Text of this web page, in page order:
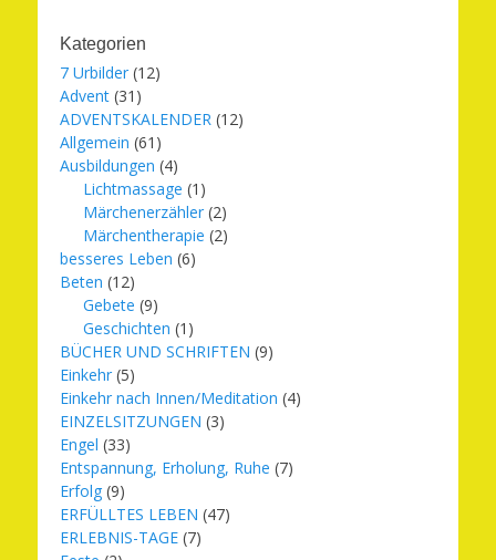
Kategorien
7 Urbilder (12)
Advent (31)
ADVENTSKALENDER (12)
Allgemein (61)
Ausbildungen (4)
Lichtmassage (1)
Märchenerzähler (2)
Märchentherapie (2)
besseres Leben (6)
Beten (12)
Gebete (9)
Geschichten (1)
BÜCHER UND SCHRIFTEN (9)
Einkehr (5)
Einkehr nach Innen/Meditation (4)
EINZELSITZUNGEN (3)
Engel (33)
Entspannung, Erholung, Ruhe (7)
Erfolg (9)
ERFÜLLTES LEBEN (47)
ERLEBNIS-TAGE (7)